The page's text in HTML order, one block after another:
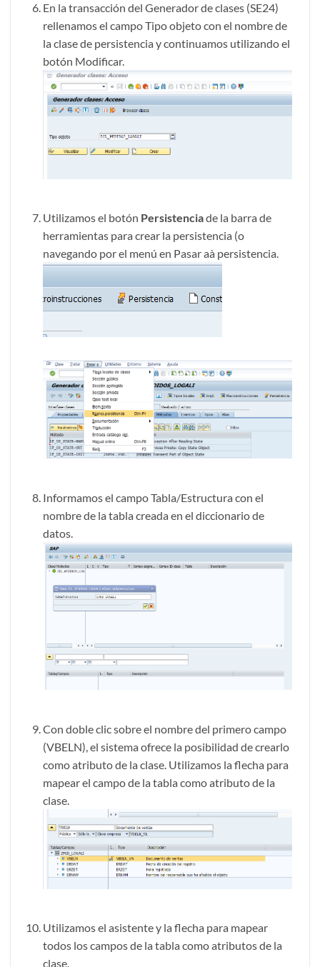
En la transacción del Generador de clases (SE24)
rellenamos el campo Tipo objeto con el nombre de
la clase de persistencia y continuamos utilizando el
botón Modificar.
Utilizamos el botón Persistenciade la barra de
herramientas para crear la persistencia (o
navegando por el menú en Pasar aà persistencia.
Informamos el campo Tabla/Estructura con el
nombre de la tabla creada en el diccionario de
datos.
Con doble clic sobre el nombre del primero campo
(VBELN), el sistema ofrece la posibilidad de crearlo
como atributo de la clase. Utilizamos la flecha para
mapear el campo de la tabla como atributo de la
clase.
Utilizamos el asistente y la flecha para mapear
todos los campos de la tabla como atributos de la
clase.